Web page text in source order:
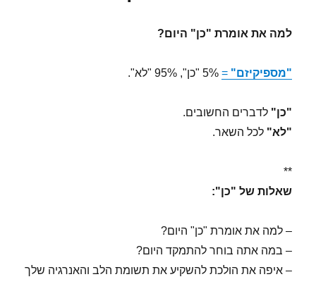
למה את אומרת "כן" היום?
"מספיקיזם" = 5% "כן", 95% "לא".
"כן" לדברים החשובים.
"לא" לכל השאר.
**
שאלות של "כן":
– למה את אומרת "כן" היום?
– במה אתה בוחר להתמקד היום?
– איפה את הולכת להשקיע את תשומת הלב והאנרגיה שלך